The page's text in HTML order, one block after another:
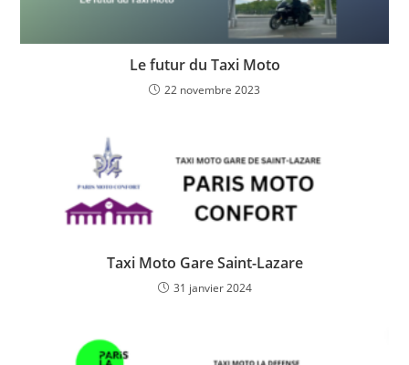
Le futur du Taxi Moto
22 novembre 2023
Taxi Moto Gare Saint-Lazare
31 janvier 2024